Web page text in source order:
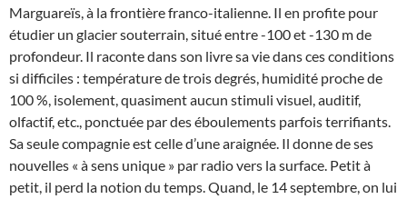
Marguareïs, à la frontière franco-italienne. Il en profite pour
étudier un glacier souterrain, situé entre -100 et -130 m de
profondeur. Il raconte dans son livre sa vie dans ces conditions
si difficiles : température de trois degrés, humidité proche de
100 %, isolement, quasiment aucun stimuli visuel, auditif,
olfactif, etc., ponctuée par des éboulements parfois terrifiants.
Sa seule compagnie est celle d’une araignée. Il donne de ses
nouvelles « à sens unique » par radio vers la surface. Petit à
petit, il perd la notion du temps. Quand, le 14 septembre, on lui